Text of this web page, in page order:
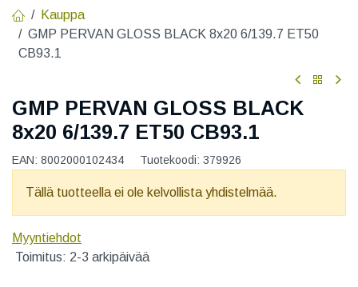
Kauppa
GMP PERVAN GLOSS BLACK 8x20 6/139.7 ET50
CB93.1
GMP PERVAN GLOSS BLACK
8x20 6/139.7 ET50 CB93.1
EAN: 8002000102434 Tuotekoodi: 379926
Tällä tuotteella ei ole kelvollista yhdistelmää.
Myyntiehdot
Toimitus: 2-3 arkipäivää